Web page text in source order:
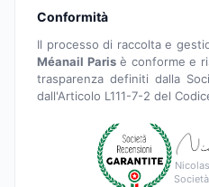
Conformità
Il processo di raccolta e
Méanail Parisè conforme e
trasparenza definiti dalla
dall'Articolo L111-7-2 del